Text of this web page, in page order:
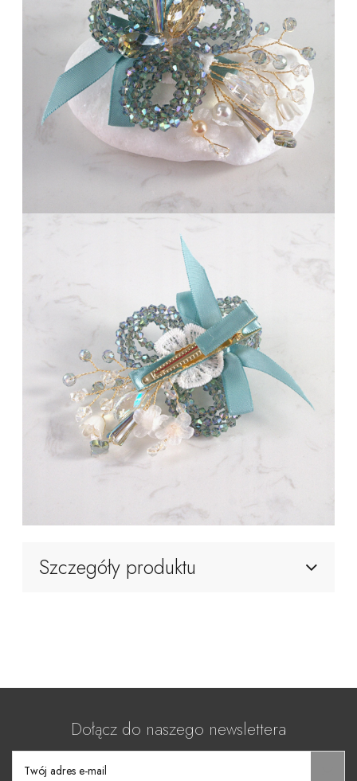
Szczegóły produktu
Dołącz do naszego newslettera